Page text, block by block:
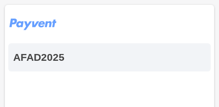
AFAD2025